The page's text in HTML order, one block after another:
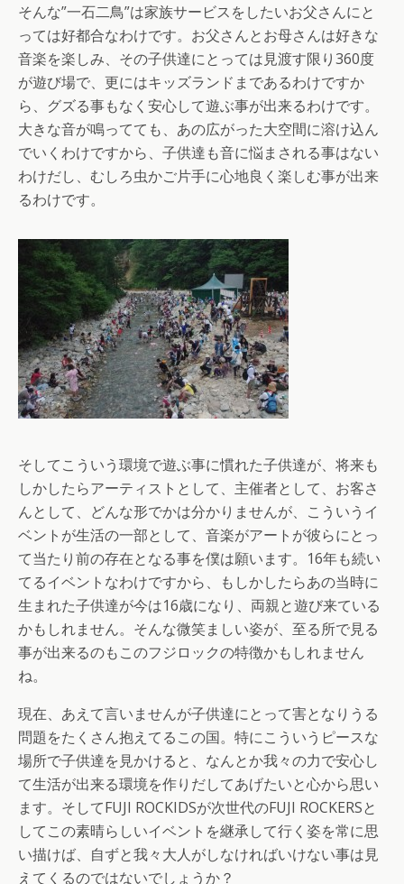
そんな”一石二鳥”は家族サービスをしたいお父さんにと
っては好都合なわけです。お父さんとお母さんは好きな
音楽を楽しみ、その子供達にとっては見渡す限り360度
が遊び場で、更にはキッズランドまであるわけですか
ら、グズる事もなく安心して遊ぶ事が出来るわけです。
大きな音が鳴ってても、あの広がった大空間に溶け込ん
でいくわけですから、子供達も音に悩まされる事はない
わけだし、むしろ虫かご片手に心地良く楽しむ事が出来
るわけです。
そしてこういう環境で遊ぶ事に慣れた子供達が、将来も
しかしたらアーティストとして、主催者として、お客さ
んとして、どんな形でかは分かりませんが、こういうイ
ベントが生活の一部として、音楽がアートが彼らにとっ
て当たり前の存在となる事を僕は願います。16年も続い
てるイベントなわけですから、もしかしたらあの当時に
生まれた子供達が今は16歳になり、両親と遊び来ている
かもしれません。そんな微笑ましい姿が、至る所で見る
事が出来るのもこのフジロックの特徴かもしれません
ね。
現在、あえて言いませんが子供達にとって害となりうる
問題をたくさん抱えてるこの国。特にこういうピースな
場所で子供達を見かけると、なんとか我々の力で安心し
て生活が出来る環境を作りだしてあげたいと心から思い
ます。そしてFUJI ROCKIDSが次世代のFUJI ROCKERSと
してこの素晴らしいイベントを継承して行く姿を常に思
い描けば、自ずと我々大人がしなければいけない事は見
えてくるのではないでしょうか？